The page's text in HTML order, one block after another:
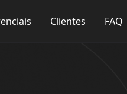
Clientes FAQ